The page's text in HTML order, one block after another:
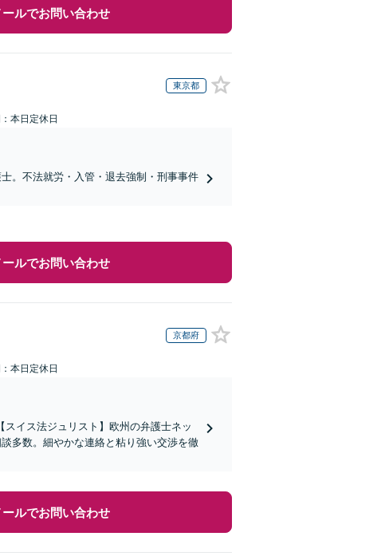
ールでお問い合わせ
東京都
本日定休日
。不法就労・入管・退去強制・刑事事件
ールでお問い合わせ
京都府
本日定休日
スイス法ジュリスト】欧州の弁護士ネッ
多数。細やかな連絡と粘り強い交渉を徹
ールでお問い合わせ